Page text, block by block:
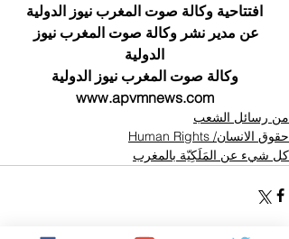
افتتاحية وكالة صوت المغرب نيوز الدولية
عن مدير نشر وكالة صوت المغرب نيوز
الدولية
وكالة صوت المغرب نيوز الدولية
www.apvmnews.com
من رسائل الشعب
حقوق الانسان/ Human Rights
كل شيء عن المَلَكِيّة بالمغرب